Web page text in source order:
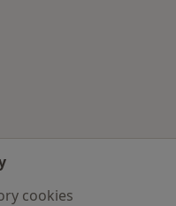
cookies